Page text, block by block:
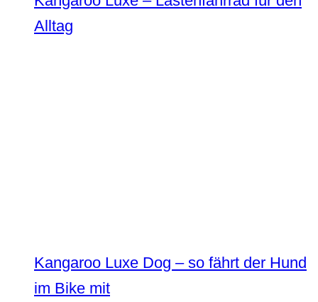
Alltag
Kangaroo Luxe Dog – so fährt der Hund
im Bike mit